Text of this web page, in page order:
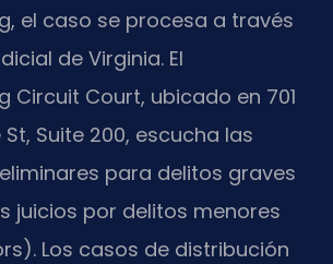
el caso se procesa a través
de Virginia. El
Circuit Court, ubicado en 701
St, Suite 200, escucha las
para delitos graves
juicios por delitos menores
Los casos de distribución